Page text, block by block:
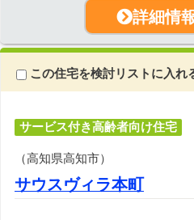
詳細情
この住宅を検討リストに入れ
サービス付き高齢者向け住宅
（高知県高知市）
サウスヴィラ本町